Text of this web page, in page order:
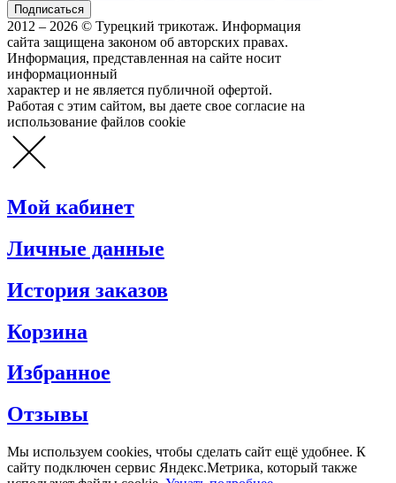
2012 – 2026 © Турецкий трикотаж. Информация
сайта защищена законом об авторских правах.
Информация, представленная на сайте носит
информационный
характер и не является публичной офертой.
Работая с этим сайтом, вы даете свое согласие на
использование файлов cookie
Мой кабинет
Личные данные
История заказов
Корзина
Избранное
Отзывы
Мы используем cookies, чтобы сделать сайт ещё удобнее. К
сайту подключен сервис Яндекс.Метрика, который также